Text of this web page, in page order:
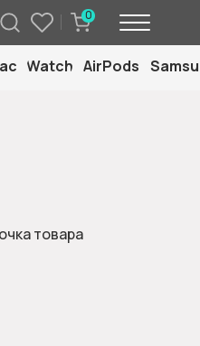
0
Watch AirPods
товара